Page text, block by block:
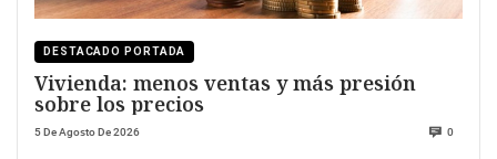
DESTACADO PORTADA
Vivienda: menos ventas y más presión
sobre los precios
5 De Agosto De 2026 0